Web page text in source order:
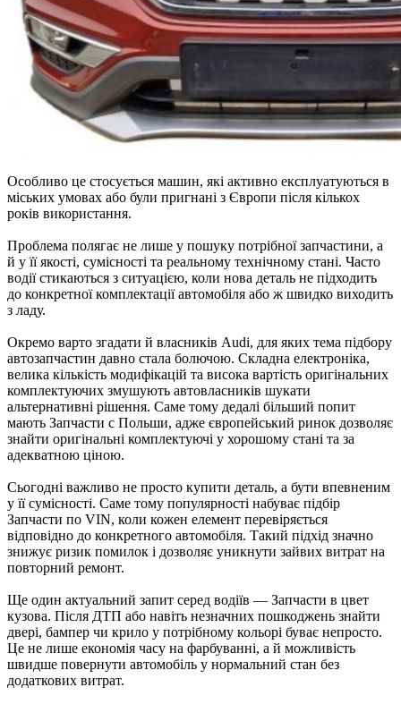
Особливо це стосується машин, які активно експлуатуються в
міських умовах або були пригнані з Європи після кількох
років використання.
Проблема полягає не лише у пошуку потрібної запчастини, а
й у її якості, сумісності та реальному технічному стані. Часто
водії стикаються з ситуацією, коли нова деталь не підходить
до конкретної комплектації автомобіля або ж швидко виходить
з ладу.
Окремо варто згадати й власників Audi, для яких тема підбору
автозапчастин давно стала болючою. Складна електроніка,
велика кількість модифікацій та висока вартість оригінальних
комплектуючих змушують автовласників шукати
альтернативні рішення. Саме тому дедалі більший попит
мають Запчасти с Польши, адже європейський ринок дозволяє
знайти оригінальні комплектуючі у хорошому стані та за
адекватною ціною.
Сьогодні важливо не просто купити деталь, а бути впевненим
у її сумісності. Саме тому популярності набуває підбір
Запчасти по VIN, коли кожен елемент перевіряється
відповідно до конкретного автомобіля. Такий підхід значно
знижує ризик помилок і дозволяє уникнути зайвих витрат на
повторний ремонт.
Ще один актуальний запит серед водіїв — Запчасти в цвет
кузова. Після ДТП або навіть незначних пошкоджень знайти
двері, бампер чи крило у потрібному кольорі буває непросто.
Це не лише економія часу на фарбуванні, а й можливість
швидше повернути автомобіль у нормальний стан без
додаткових витрат.